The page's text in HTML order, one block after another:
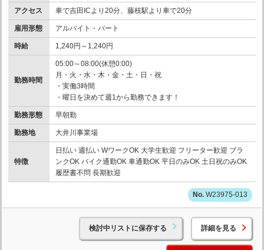
アクセス 車で吉田ICより20分、藤枝駅より車で20分
雇用形態 アルバイト・パート
時給 1,240円～1,240円
勤務時間
05:00～08:00(休憩0:00)
月・火・水・木・金・土・日・祝
・実働3時間
・曜日を決めて週1から勤務できます！
勤務形態 早朝勤
勤務地 大井川事業場
特徴
日払い 週払い WワークOK 大学生歓迎 フリーター歓迎 ブラ
ンクOK バイク通勤OK 車通勤OK 平日のみOK 土日祝のみOK
履歴書不問 長期歓迎
W23975-013
検討中リストに保存する 詳細を見る